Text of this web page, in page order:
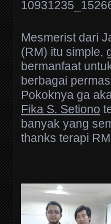
Mesmerist dari
(RM) itu simple,
bermanfaat
berbagai
Pokoknya ga
Fika S. Setiono
banyak yang
thanks terapi